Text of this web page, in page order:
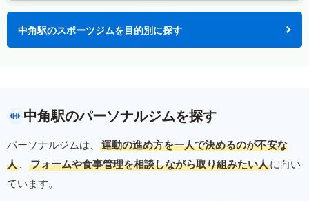
中角駅のスポーツジムを目的別に探す
中角駅のパーソナルジムを探す
パーソナルジムは、
運動の進め方を一人で決めるのが不安な
人 、 フォームや食事管理を相談しながら取り組みたい人に向い
ています。